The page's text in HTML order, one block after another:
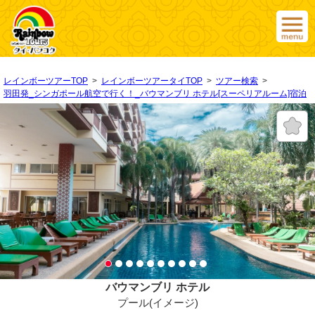
レインボーツアーTOP > レインボーツアータイTOP > ツアー検索 >
羽田発_シンガポール航空で行く！_バウマンブリ ホテル[スーペリアルーム]宿泊
バウマンブリ ホテル
プール(イメージ)